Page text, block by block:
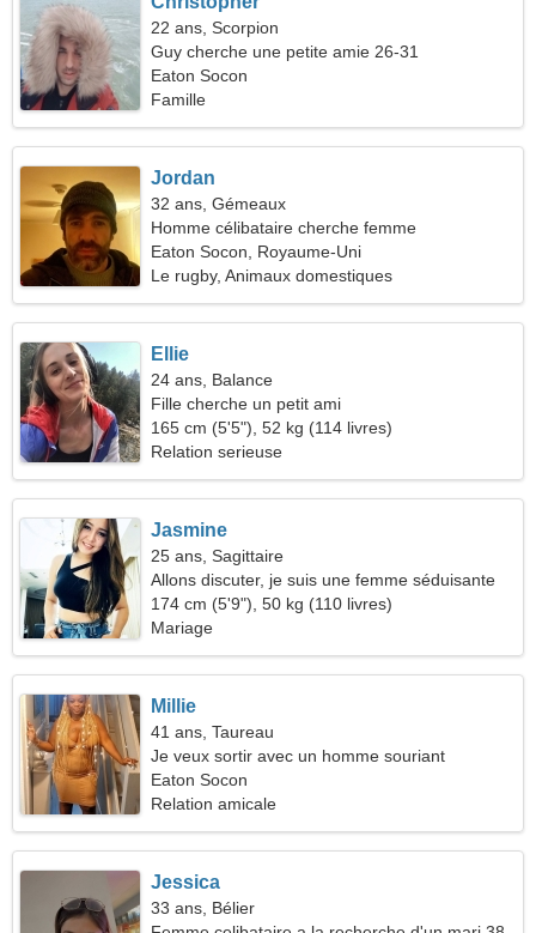
22 ans, Scorpion
Guy cherche une petite amie 26-31
Eaton Socon
Famille
Jordan
32 ans, Gémeaux
Homme célibataire cherche femme
Eaton Socon, Royaume-Uni
Le rugby, Animaux domestiques
Ellie
24 ans, Balance
Fille cherche un petit ami
165 cm (5'5"), 52 kg (114 livres)
Relation serieuse
Jasmine
25 ans, Sagittaire
Allons discuter, je suis une femme séduisante
174 cm (5'9"), 50 kg (110 livres)
Mariage
Millie
41 ans, Taureau
Je veux sortir avec un homme souriant
Eaton Socon
Relation amicale
Jessica
33 ans, Bélier